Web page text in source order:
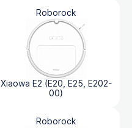
Roborock
Xiaowa E2 (E20, E25, E202-
00)
Roborock